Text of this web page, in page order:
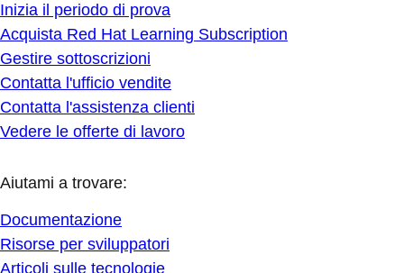
Inizia il periodo di prova
Acquista Red Hat Learning Subscription
Gestire sottoscrizioni
Contatta l'ufficio vendite
Contatta l'assistenza clienti
Vedere le offerte di lavoro
Aiutami a trovare:
Documentazione
Risorse per sviluppatori
Articoli sulle tecnologie